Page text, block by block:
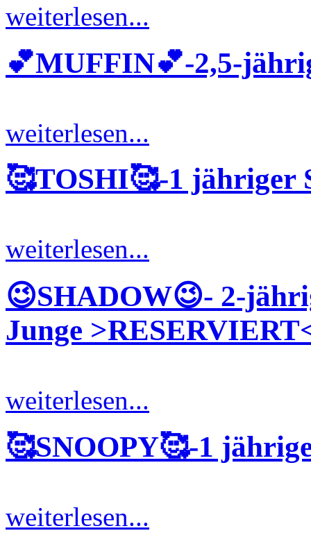
weiterlesen...
💕MUFFIN💕-2,5-
weiterlesen...
🥰TOSHI🥰-1 jähriger
weiterlesen...
😉SHADOW😉- 2-
Junge
weiterlesen...
🥰SNOOPY🥰-1
weiterlesen...